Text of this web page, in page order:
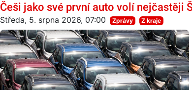
Češi jako své první auto volí nejčastěji
Středa, 5. srpna 2026, 07:00 Zprávy Z kraje